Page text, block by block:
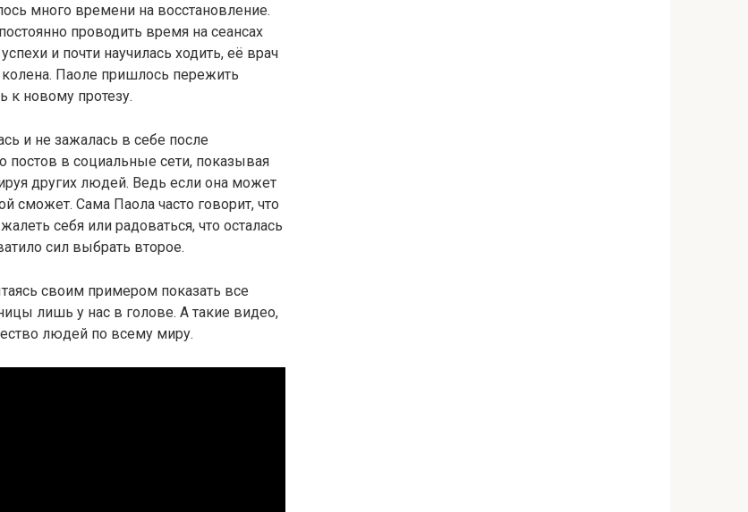
много времени на восстановление.
проводить время на сеансах
и почти научилась ходить, её врач
Паоле пришлось пережить
к новому протезу.
и не зажалась в себе после
в социальные сети, показывая
других людей. Ведь если она может
сможет. Сама Паола часто говорит, что
себя или радоваться, что осталась
сил выбрать второе.
своим примером показать все
лишь у нас в голове. А такие видео,
людей по всему миру.